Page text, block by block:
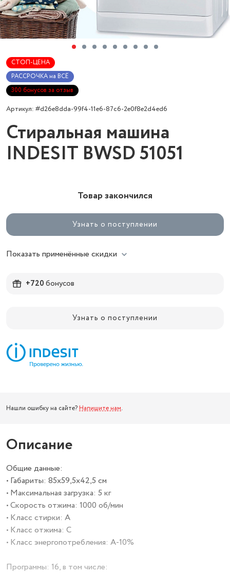
СТОП-ЦЕНА
РАССРОЧКА на ВСЁ
300 бонусов за отзыв
Артикул: #d26e8dda-99f4-11e6-87c6-2e0f8e2d4ed6
Стиральная машина
INDESIT BWSD 51051
Товар закончился
Узнать о поступлении
Показать применённые скидки
+720бонусов
Узнать о поступлении
Нашли ошибку на сайте? Напишите нам.
Описание
Общие данные:
• Габариты: 85х59,5х42,5 см
• Максимальная загрузка: 5 кг
• Скорость отжима: 1000 об/мин
• Класс стирки: A
• Класс отжима: C
• Класс энергопотребления: А-10%
Программы: 16, в том числе: